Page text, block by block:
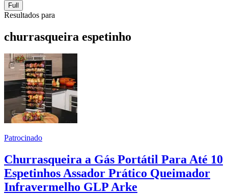
Full
Resultados para
churrasqueira espetinho
Patrocinado
Churrasqueira a Gás Portátil Para Até 10
Espetinhos Assador Prático Queimador
Infravermelho GLP Arke